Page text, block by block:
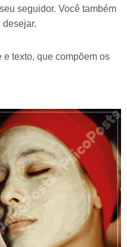
seguidor. Você também
desejar.
texto, que compõem os